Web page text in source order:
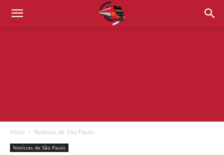
Início Notícias de São Paulo
Notícias de São Paulo